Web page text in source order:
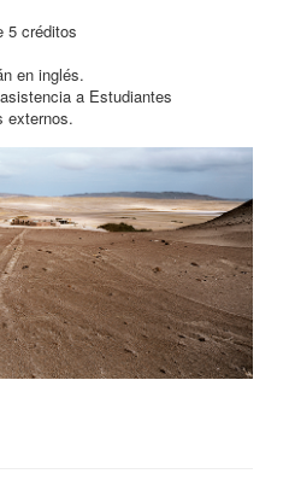
5 créditos
en inglés.
a Estudiantes
externos.